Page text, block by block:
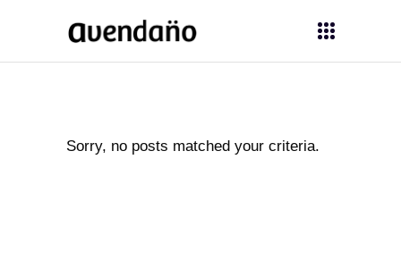
Sorry, no posts matched your criteria.